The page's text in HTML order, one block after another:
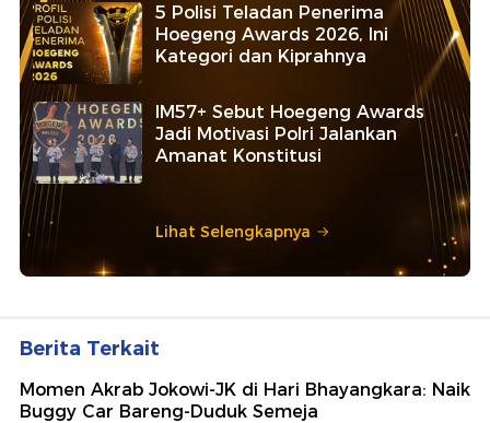
5 Polisi Teladan Penerima
Hoegeng Awards 2026, Ini
Kategori dan Kiprahnya
IM57+ Sebut Hoegeng Awards
Jadi Motivasi Polri Jalankan
Amanat Konstitusi
Lihat Selengkapnya
Berita Terkait
Momen Akrab Jokowi-JK di Hari Bhayangkara: Naik
Buggy Car Bareng-Duduk Semeja